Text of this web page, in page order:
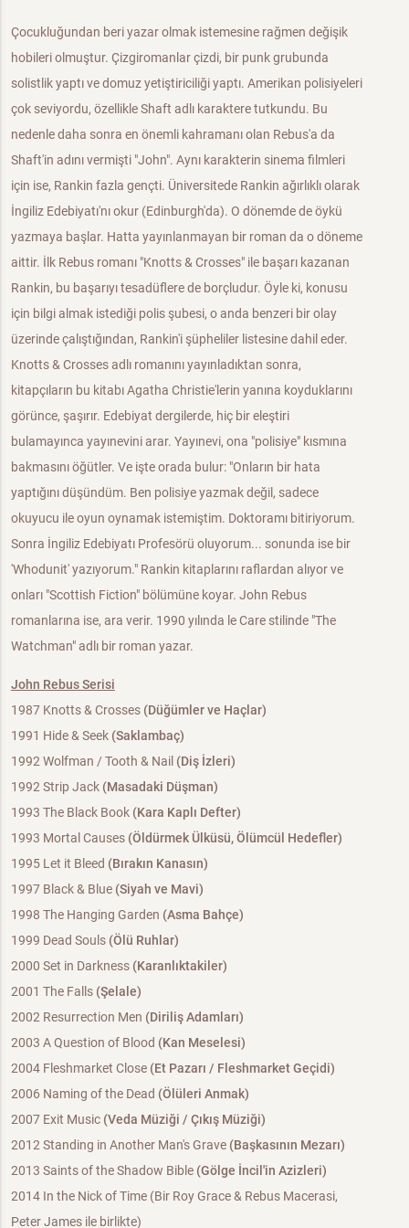
Çocukluğundan beri yazar olmak istemesine rağmen değişik
hobileri olmuştur. Çizgiromanlar çizdi, bir punk grubunda
solistlik yaptı ve domuz yetiştiriciliği yaptı. Amerikan polisiyeleri
çok seviyordu, özellikle Shaft adlı karaktere tutkundu. Bu
nedenle daha sonra en önemli kahramanı olan Rebus'a da
Shaft'in adını vermişti "John". Aynı karakterin sinema filmleri
için ise, Rankin fazla gençti. Üniversitede Rankin ağırlıklı olarak
İngiliz Edebiyatı'nı okur (Edinburgh'da). O dönemde de öykü
yazmaya başlar. Hatta yayınlanmayan bir roman da o döneme
aittir. İlk Rebus romanı "Knotts & Crosses" ile başarı kazanan
Rankin, bu başarıyı tesadüflere de borçludur. Öyle ki, konusu
için bilgi almak istediği polis şubesi, o anda benzeri bir olay
üzerinde çalıştığından, Rankin'i şüpheliler listesine dahil eder.
Knotts & Crosses adlı romanını yayınladıktan sonra,
kitapçıların bu kitabı Agatha Christie'lerin yanına koyduklarını
görünce, şaşırır. Edebiyat dergilerde, hiç bir eleştiri
bulamayınca yayınevini arar. Yayınevi, ona "polisiye" kısmına
bakmasını öğütler. Ve işte orada bulur: "Onların bir hata
yaptığını düşündüm. Ben polisiye yazmak değil, sadece
okuyucu ile oyun oynamak istemiştim. Doktoramı bitiriyorum.
Sonra İngiliz Edebiyatı Profesörü oluyorum... sonunda ise bir
'Whodunit' yazıyorum." Rankin kitaplarını raflardan alıyor ve
onları "Scottish Fiction" bölümüne koyar. John Rebus
romanlarına ise, ara verir. 1990 yılında le Care stilinde "The
Watchman" adlı bir roman yazar.
John Rebus Serisi
1987 Knotts & Crosses (Düğümler ve Haçlar)
1991 Hide & Seek(Saklambaç)
1992 Wolfman / Tooth & Nail (Diş İzleri)
1992 Strip Jack(Masadaki Düşman)
1993 The Black Book (Kara Kaplı Defter)
1993 Mortal Causes (Öldürmek Ülküsü, Ölümcül Hedefler)
1995 Let it Bleed (Bırakın Kanasın)
1997 Black & Blue (Siyah ve Mavi)
1998 The Hanging Garden (Asma Bahçe)
1999 Dead Souls (Ölü Ruhlar)
2000 Set in Darkness (Karanlıktakiler)
2001 The Falls (Şelale)
2002 Resurrection Men (Diriliş Adamları)
2003 A Question of Blood (Kan Meselesi)
2004 Fleshmarket Close (Et Pazarı / Fleshmarket Geçidi)
2006 Naming of the Dead (Ölüleri Anmak)
2007 Exit Music (Veda Müziği / Çıkış Müziği)
2012 Standing in Another Man's Grave (Başkasının Mezarı)
2013 Saints of the Shadow Bible (Gölge İncil'in Azizleri)
2014 In the Nick of Time (Bir Roy Grace & Rebus Macerasi,
Peter James ile birlikte)